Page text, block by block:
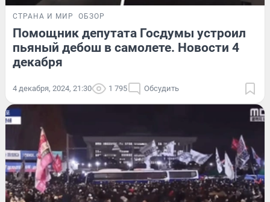
СТРАНА И МИР ОБЗОР
Помощник депутата Госдумы устроил
пьяный дебош в самолете. Новости 4
декабря
4 декабря, 2024, 21:30 1 795 Обсудить